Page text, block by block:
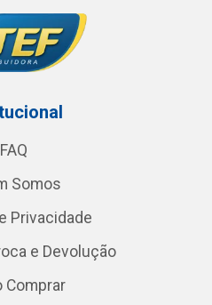
FAQ
Somos
Privacidade
e Devolução
Comprar